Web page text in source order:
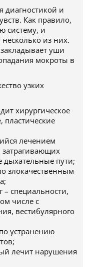
диагностикой и
Как правило,
систему, и
несколько из них.
уши
мокроты в
узких
хирургическое
пластические
лечением
затрагивающих
дыхательные пути;
злокачественным
– специальности,
числе с
вестибулярного
устранению
лечит нарушения